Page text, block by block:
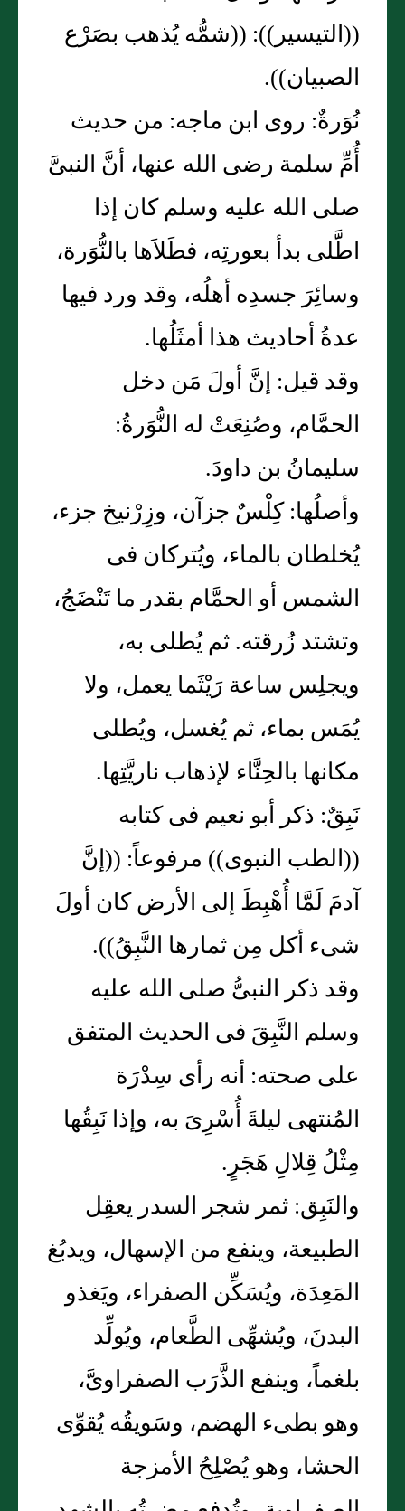
((التيسير)): ((شمُّه يُذهب بصَرْع
الصبيان)).
نُوَرةٌ: روى ابن ماجه: من حديث
أُمِّ سلمة رضى الله عنها، أنَّ النبىَّ
صلى الله عليه وسلم كان إذا
اطََّلى بدأ بعورتِه، فطَلاَها بالنُّوَرة،
وسائِرَ جسدِه أهلُه، وقد ورد فيها
عدةُ أحاديث هذا أمثَلُها.
وقد قيل: إنَّ أولَ مَن دخل
الحمَّام، وصُنِعَتْ له النُّوَرةُ:
سليمانُ بن داودَ.
وأصلُها: كِلْسٌ جزآن، وزِرْنيخ جزء،
يُخلطان بالماء، ويُتركان فى
الشمس أو الحمَّام بقدر ما تَنْضَجُ،
وتشتد زُرقته. ثم يُطلى به،
ويجلِس ساعة رَيْثَما يعمل، ولا
يُمَس بماء، ثم يُغسل، ويُطلى
مكانها بالحِنَّاء لإذهاب ناريَّتِها.
نَبِقٌ: ذكر أبو نعيم فى كتابه
((الطب النبوى)) مرفوعاً: ((إنَّ
آدمَ لَمَّا أُهْبِطَ إلى الأرض كان أولَ
شىء أكل مِن ثمارها النَّبِقُ)).
وقد ذكر النبىُّ صلى الله عليه
وسلم النَّبِقَ فى الحديث المتفق
على صحته: أنه رأى سِدْرَة
المُنتهى ليلةَ أُسْرِىَ به، وإذا نَبِقُها
مِثْلُ قِلالِ هَجَرٍ.
والنَبِق: ثمر شجر السدر يعقِل
الطبيعة، وينفع من الإسهال، ويدبُغ
المَعِدَة، ويُسَكِّن الصفراء، ويَغذو
البدنَ، ويُشهِّى الطَّعام، ويُولِّد
بلغماً، وينفع الذَّرَب الصفراوىَّ،
وهو بطىء الهضم، وسَويقُه يُقوِّى
الحشا، وهو يُصْلِحُ الأمزجة